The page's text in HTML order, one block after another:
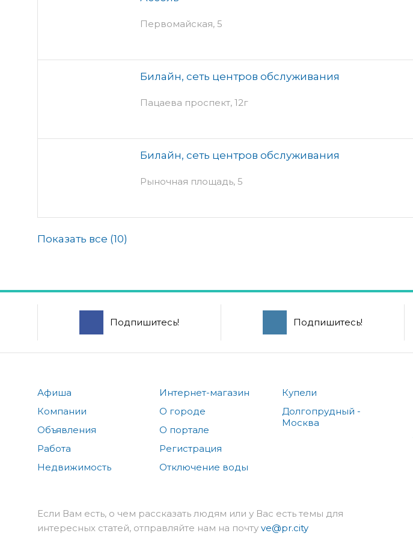
Первомайская, 5
Билайн, сеть центров обслуживания
Пацаева проспект, 12г
Билайн, сеть центров обслуживания
Рыночная площадь, 5
Показать все (10)
Подпишитесь! Подпишитесь!
Афиша
Компании
Объявления
Работа
Недвижимость
Интернет-магазин
О городе
О портале
Регистрация
Отключение воды
Купели
Долгопрудный -
Москва
Если Вам есть, о чем рассказать людям или у Вас есть темы для
интересных статей, отправляйте нам на почту ve@pr.city